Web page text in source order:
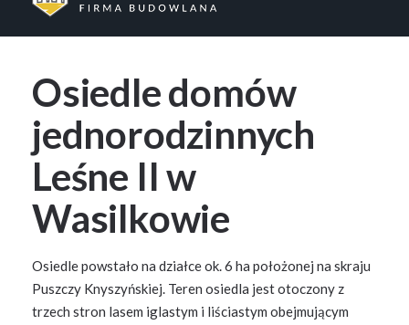
Osiedle domów
jednorodzinnych
Leśne II w
Wasilkowie
Osiedle powstało na działce ok. 6 ha położonej na skraju
Puszczy Knyszyńskiej. Teren osiedla jest otoczony z
trzech stron lasem iglastym i liściastym obejmującym